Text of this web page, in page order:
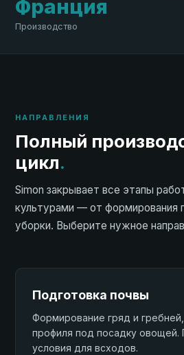
Франция
Производство
НАПРАВЛЕНИЯ
Полный
цикл.
Simon закрывает все этапы
культурами — от формирования
уборки. Выберите нужное
Подготовка почвы
Формирование гряд и
профиля под посадку овощей.
условия для всходов.